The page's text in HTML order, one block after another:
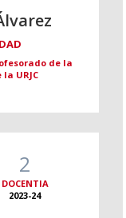
de la
URJC
2
DOCENTIA
2023-24